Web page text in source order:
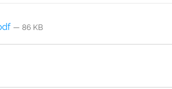
— 86 KB